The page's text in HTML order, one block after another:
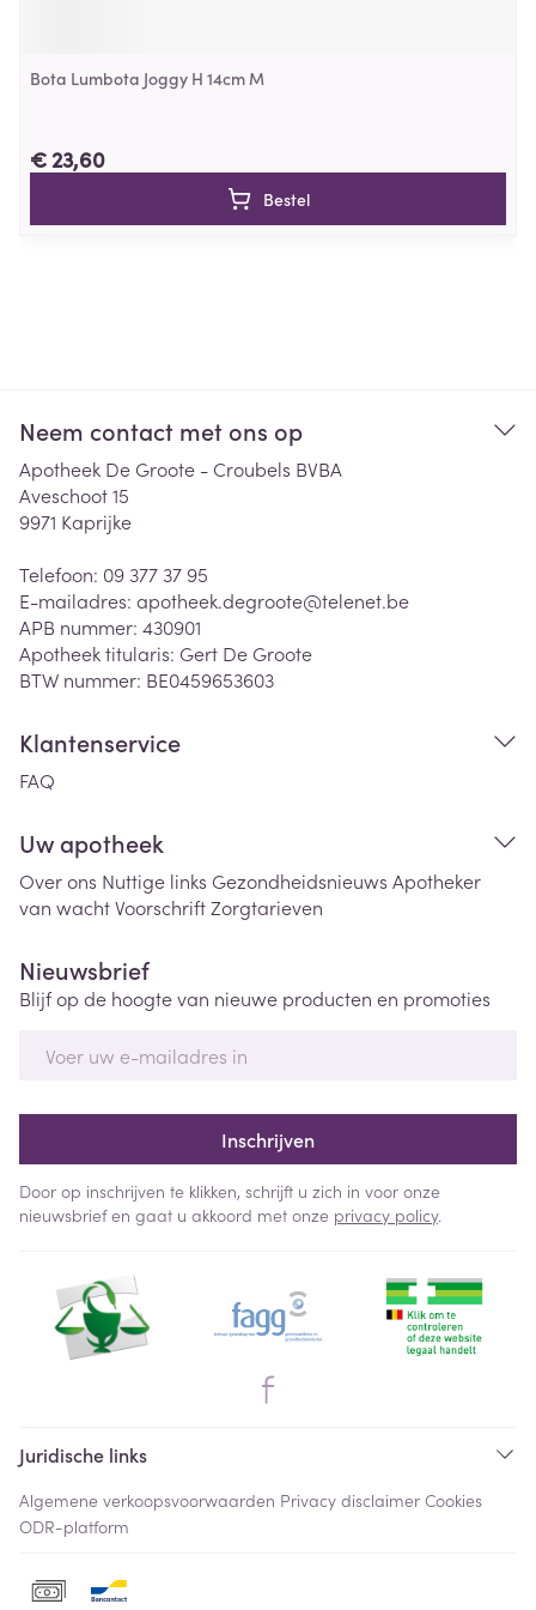
Bota Lumbota Joggy H 14cm M
€ 23,60
Bestel
Neem contact met ons op
Apotheek De Groote - Croubels BVBA
Aveschoot 15
9971 Kaprijke
Telefoon: 09 377 37 95
E-mailadres: apotheek.degroote@telenet.be
APB nummer: 430901
Apotheek titularis: Gert De Groote
BTW nummer: BE0459653603
Klantenservice
FAQ
Uw apotheek
Over ons Nuttige links Gezondheidsnieuws Apotheker
van wachtVoorschriftZorgtarieven
Nieuwsbrief
Blijf op de hoogte van nieuwe producten en promoties
Inschrijven
Door op inschrijven te klikken, schrijft u zich in voor onze
nieuwsbrief en gaat u akkoord met onze privacy policy.
Juridische links
Algemene verkoopsvoorwaarden Privacy disclaimer Cookies
ODR-platform